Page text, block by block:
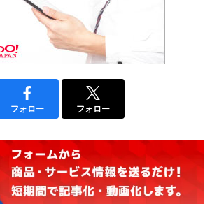
フォロー フォロー